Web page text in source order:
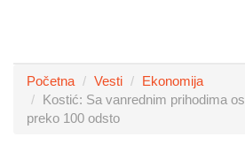
Početna Vesti
Ekonomija
Kostić: Sa vanrednim prihodima
preko 100 odsto